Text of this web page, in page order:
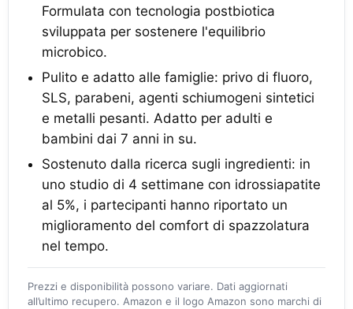
Formulata con tecnologia postbiotica
sviluppata per sostenere l'equilibrio
microbico.
Pulito e adatto alle famiglie: privo di fluoro,
SLS, parabeni, agenti schiumogeni sintetici
e metalli pesanti. Adatto per adulti e
bambini dai 7 anni in su.
Sostenuto dalla ricerca sugli ingredienti: in
uno studio di 4 settimane con idrossiapatite
al 5%, i partecipanti hanno riportato un
miglioramento del comfort di spazzolatura
nel tempo.
Prezzi e disponibilità possono variare. Dati aggiornati
all’ultimo recupero. Amazon e il logo Amazon sono marchi di